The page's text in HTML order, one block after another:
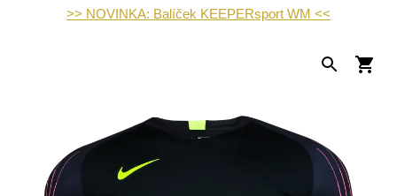
>> NOVINKA: Balíček KEEPERsport WM <<